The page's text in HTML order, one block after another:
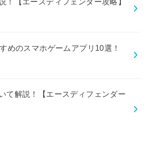
めのスマホゲームアプリ10選！
て解説！【エースディフェンダー